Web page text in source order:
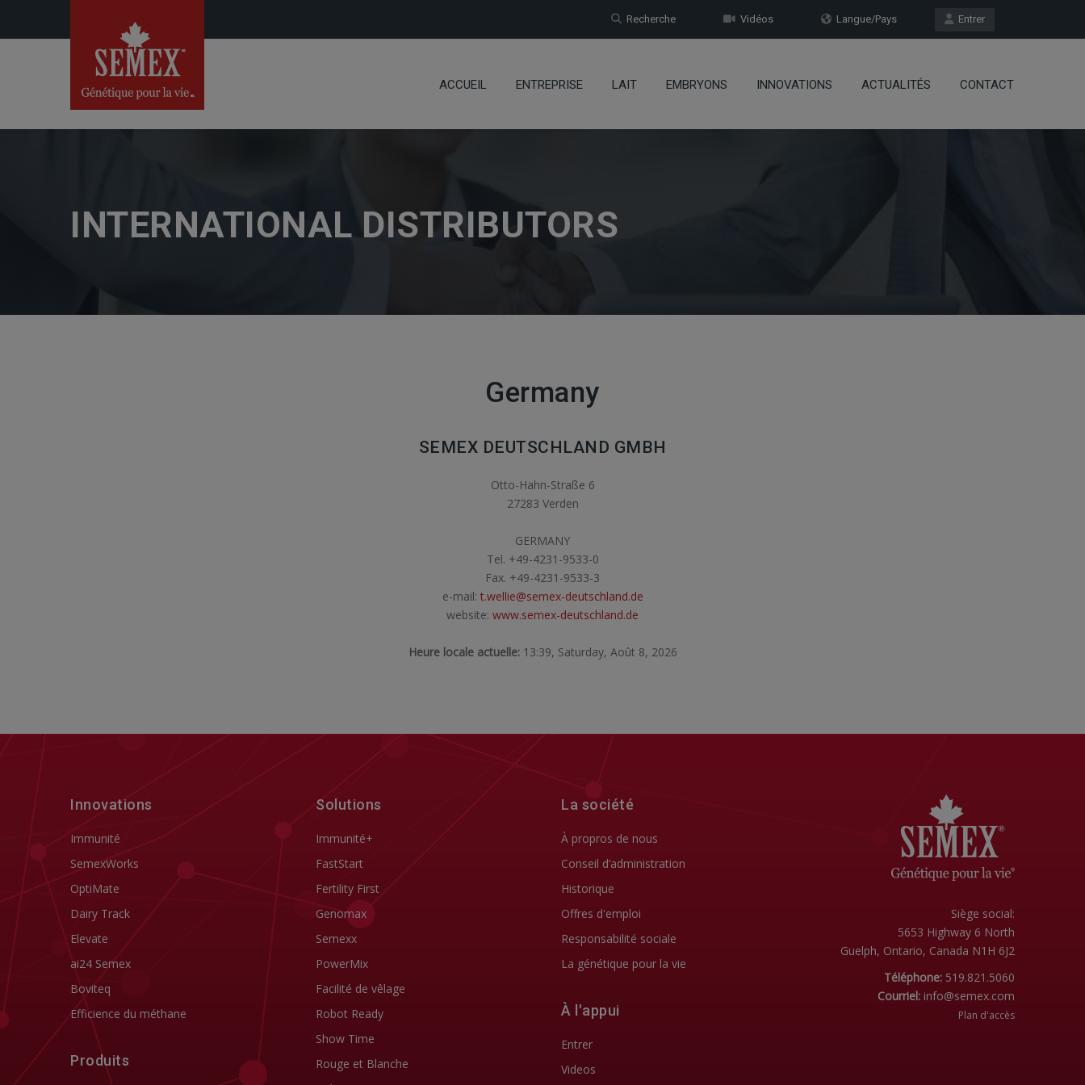
Entrer
Langue/Pays
Vidéos
Recherche
ACCUEIL ENTREPRISE LAIT EMBRYONS INNOVATIONS ACTUALITÉS CONTACT
INTERNATIONAL DISTRIBUTORS
Germany
SEMEX DEUTSCHLAND GMBH
Otto-Hahn-Straße 6
27283 Verden
GERMANY
Tel. +49-4231-9533-0
Fax. +49-4231-9533-3
e-mail: t.wellie@semex-deutschland.de
website: www.semex-deutschland.de
Heure locale actuelle:13:39, Saturday, Août 8, 2026
Innovations
Immunité
SemexWorks
OptiMate
Dairy Track
Elevate
ai24 Semex
Boviteq
Efficience du méthane
Produits
Solutions
Immunité+
FastStart
Fertility First
Genomax
Semexx
PowerMix
Facilité de vêlage
Robot Ready
Show Time
Rouge et Blanche
La société
À propros de nous
Conseil d’administration
Historique
Offres d'emploi
Responsabilité sociale
La génétique pour la vie
À l'appui
Entrer
Videos
Siège social:
5653 Highway 6 North
Guelph, Ontario, Canada N1H 6J2
Téléphone:519.821.5060
Courriel: info@semex.com
Plan d'accès